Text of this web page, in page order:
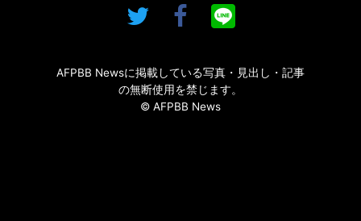
AFPBB Newsに掲載している写真・見出し・記事
の無断使用を禁じます。
© AFPBB News